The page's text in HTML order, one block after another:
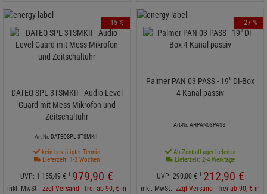
DATEQ SPL-3TSMKII - Audio Level
Guard mit Mess-Mikrofon und
Zeitschaltuhr
Art-Nr. DATEQSPL-3TSMKII
kein bestätigter Termin
Lieferzeit: 1-3 Wochen
UVP: 1.155,49 € 1 979,90 €
inkl. MwSt. zzgl Versand - frei ab 90,-€ in
- 15 %
Palmer PAN 03 PASS - 19" DI-Box
4-Kanal passiv
Art-Nr. AHPAN03PASS
Ab ZentralLager lieferbar
Lieferzeit: 2-4 Werktage
UVP: 290,00 € 1 212,90 €
inkl. MwSt. zzgl Versand - frei ab 90,-€ in
- 27 %